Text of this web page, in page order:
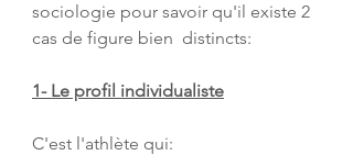
sociologie pour savoir qu'il existe 2
cas de figure bien  distincts:
1- Le profil individualiste
C'est l'athlète qui: